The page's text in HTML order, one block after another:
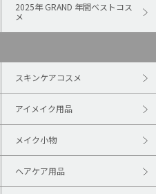
2025年 GRAND 年間ベストコス
メ
スキンケアコスメ
アイメイク用品
メイク小物
ヘアケア用品